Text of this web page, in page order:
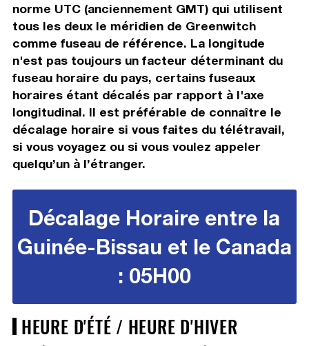
norme UTC (anciennement GMT) qui utilisent
tous les deux le méridien de Greenwitch
comme fuseau de référence. La longitude
n'est pas toujours un facteur déterminant du
fuseau horaire du pays, certains fuseaux
horaires étant décalés par rapport à l'axe
longitudinal. Il est préférable de connaître le
décalage horaire si vous faites du télétravail,
si vous voyagez ou si vous voulez appeler
quelqu’un à l’étranger.
Décalage Horaire entre la
Guinée-Bissau et le Canada
: 05H00
HEURE D'ÉTÉ / HEURE D'HIVER